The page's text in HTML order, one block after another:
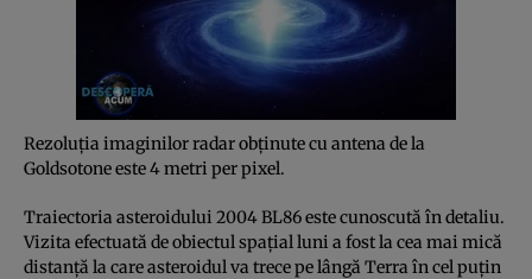
Rezoluţia imaginilor radar obţinute cu antena de la
Goldsotone este 4 metri per pixel.
Traiectoria asteroidului 2004 BL86 este cunoscută în detaliu.
Vizita efectuată de obiectul spaţial luni a fost la cea mai mică
distanţă la care asteroidul va trece pe lângă Terra în cel puţin